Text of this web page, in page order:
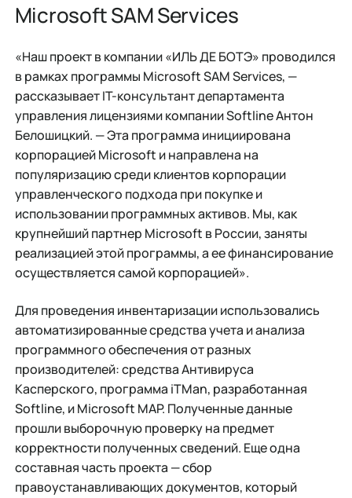
Microsoft SAM Services
«Наш проект в компании «ИЛЬ ДЕ БОТЭ» проводился
в рамках программы Microsoft SAM Services, —
рассказывает IT-консультант департамента
управления лицензиями компании Softline Антон
Белошицкий. — Эта программа инициирована
корпорацией Microsoft и направлена на
популяризацию среди клиентов корпорации
управленческого подхода при покупке и
использовании программных активов. Мы, как
крупнейший партнер Microsoft в России, заняты
реализацией этой программы, а ее финансирование
осуществляется самой корпорацией».
Для проведения инвентаризации использовались
автоматизированные средства учета и анализа
программного обеспечения от разных
производителей: средства Антивируса
Касперского, программа iTMan, разработанная
Softline, и Microsoft MAP. Полученные данные
прошли выборочную проверку на предмет
корректности полученных сведений. Еще одна
составная часть проекта — сбор
правоустанавливающих документов, который